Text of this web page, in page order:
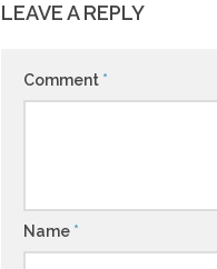
LEAVE A REPLY
Comment *
Name *